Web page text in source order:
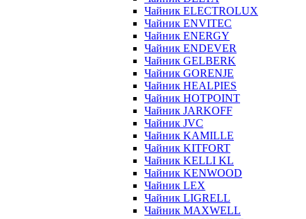
Чайник ELECTROLUX
Чайник ENVITEC
Чайник ENERGY
Чайник ENDEVER
Чайник GELBERK
Чайник GORENJE
Чайник HEALPIES
Чайник HOTPOINT
Чайник JARKOFF
Чайник JVC
Чайник KAMILLE
Чайник KITFORT
Чайник KELLI KL
Чайник KENWOOD
Чайник LEX
Чайник LIGRELL
Чайник MAXWELL